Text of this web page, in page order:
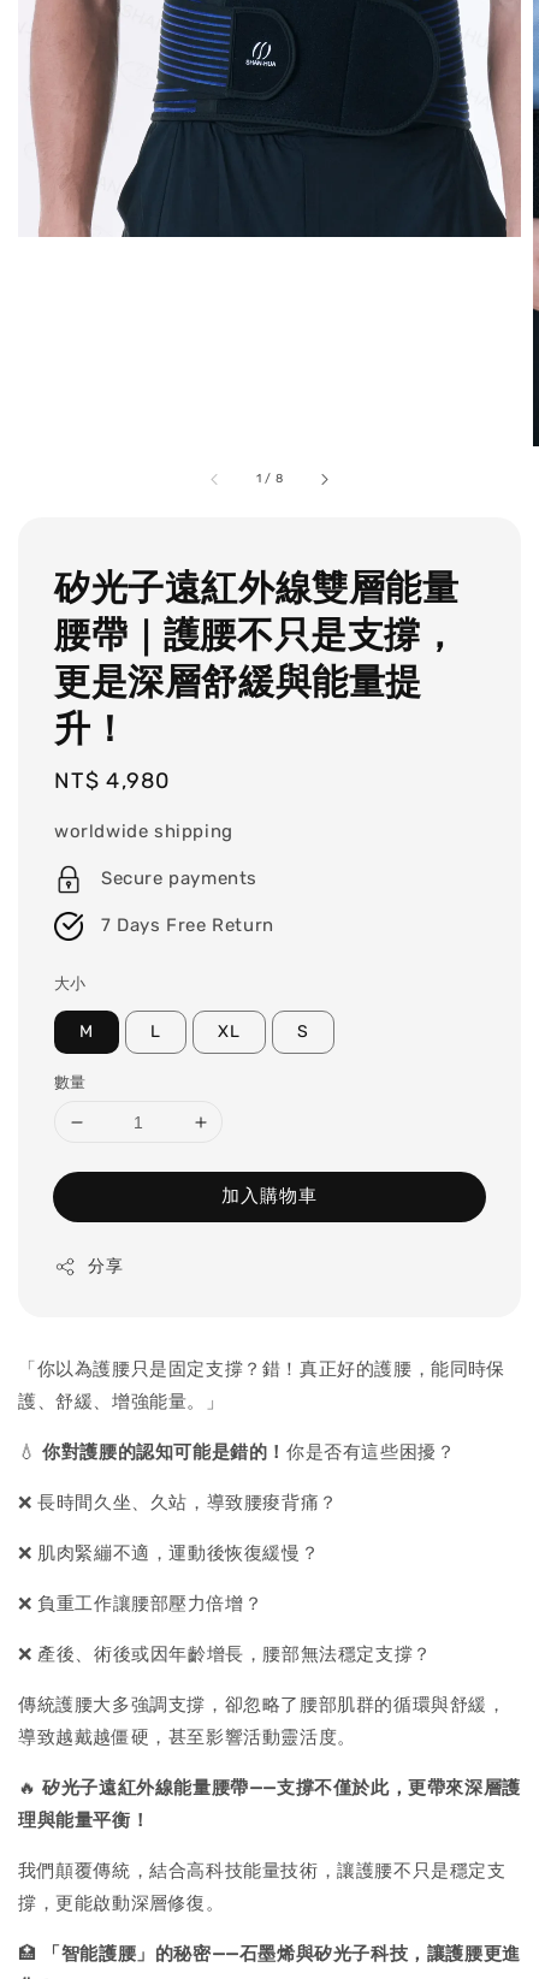
1 / 8
矽光子遠紅外線雙層能量
腰帶｜護腰不只是支撐，
更是深層舒緩與能量提
升！
Regular
NT$ 4,980
worldwide shipping
Secure payments
7 Days Free Return
大小
M L XL S
數量
加入購物車
分享
「你以為護腰只是固定支撐？錯！真正好的護腰，能同時保
護、舒緩、增強能量。」
💧你對護腰的認知可能是錯的！你是否有這些困擾？
❌ 長時間久坐、久站，導致腰痠背痛？
❌ 肌肉緊繃不適，運動後恢復緩慢？
❌ 負重工作讓腰部壓力倍增？
❌ 產後、術後或因年齡增長，腰部無法穩定支撐？
傳統護腰大多強調支撐，卻忽略了腰部肌群的循環與舒緩，
導致越戴越僵硬，甚至影響活動靈活度。
🔥矽光子遠紅外線能量腰帶——支撐不僅於此，更帶來深層護
理與能量平衡！
我們顛覆傳統，結合高科技能量技術，讓護腰不只是穩定支
撐，更能啟動深層修復。
🏥️
「智能護腰」的秘密——石墨烯與矽光子科技，讓護腰更進